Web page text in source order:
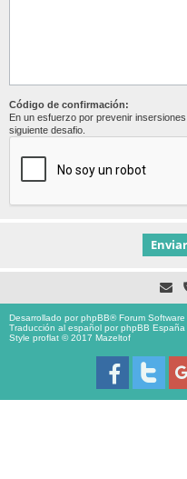
Código de confirmación:
En un esfuerzo por prevenir
siguiente desafio.
Desarrollado porphpBB® Forum
Traducción al español porphpBB España
Style proflat © 2017 Mazeltof